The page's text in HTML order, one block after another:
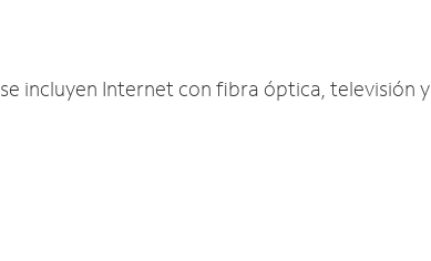
incluyen Internet con fibra óptica, televisión y